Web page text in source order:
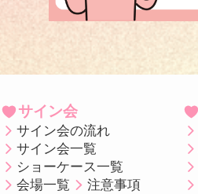
サイン会
サイン会の流れ
サイン会一覧
ショーケース一覧
会場一覧
注意事項